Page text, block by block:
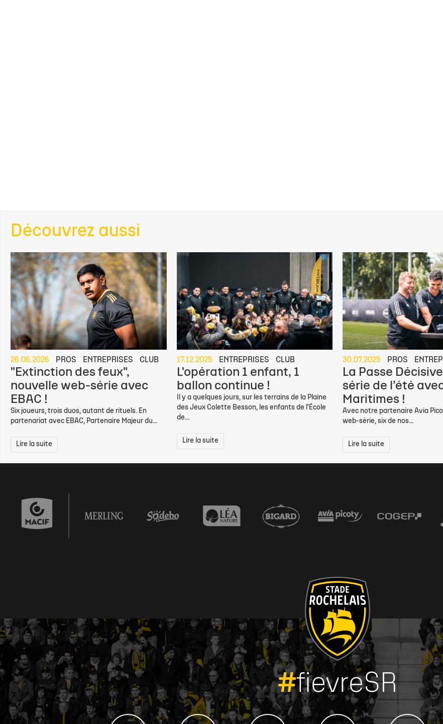
Découvrez aussi
26.06.2026 PROS ENTREPRISES CLUB
"Extinction des feux",
nouvelle web-série avec
EBAC !
Six joueurs, trois duos, autant de rituels. En
partenariat avec EBAC, Partenaire Majeur du...
Lire la suite
17.12.2025 ENTREPRISES CLUB
L'opération 1 enfant, 1
ballon continue !
Il y a quelques jours, sur les terrains de la Plaine
des Jeux Colette Besson, les enfants de l'École
de...
Lire la suite
30.07.2025 PROS
La Passe
série de l’été
Maritimes !
Avec notre partenaire Avia
web-série, six de nos...
Lire la suite
#fievreSR